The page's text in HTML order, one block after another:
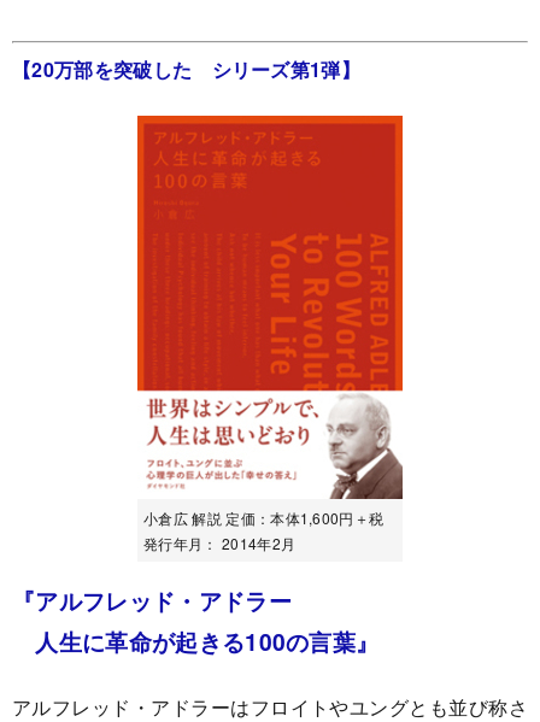
【20万部を突破した シリーズ第1弾】
小倉広 解説 定価：本体1,600円＋税
発行年月： 2014年2月
『アルフレッド・アドラー
人生に革命が起きる100の言葉』
アルフレッド・アドラーはフロイトやユングとも並び称さ